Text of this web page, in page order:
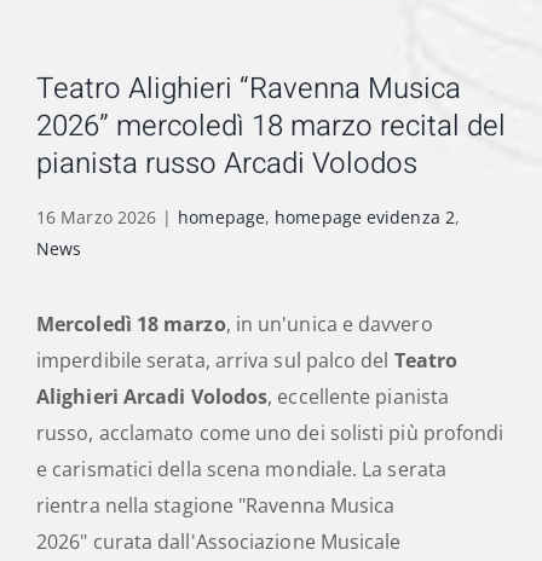
Teatro Alighieri “Ravenna Musica
2026” mercoledì 18 marzo recital del
pianista russo Arcadi Volodos
16 Marzo 2026 | homepage, homepage evidenza 2,
News
Mercoledì 18 marzo, in un'unica e davvero
imperdibile serata, arriva sul palco del Teatro
Alighieri Arcadi Volodos, eccellente pianista
russo, acclamato come uno dei solisti più profondi
e carismatici della scena mondiale. La serata
rientra nella stagione "Ravenna Musica
2026" curata dall'Associazione Musicale